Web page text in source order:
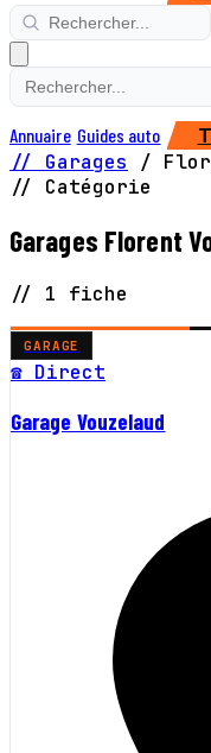
Annuaire Guides auto
// Garages /
// Catégorie
Garages Florent
// 1 fiche
GARAGE
☎ Direct
Garage Vouzelaud